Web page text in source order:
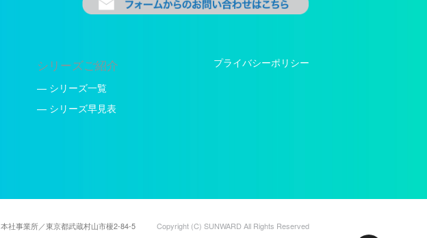
シリーズご紹介
— シリーズ一覧
— シリーズ早見表
プライバシーポリシー
本社事業所／東京都武蔵村山市榎2-84-5 Copyright (C) SUNWARD All Rights Reserved